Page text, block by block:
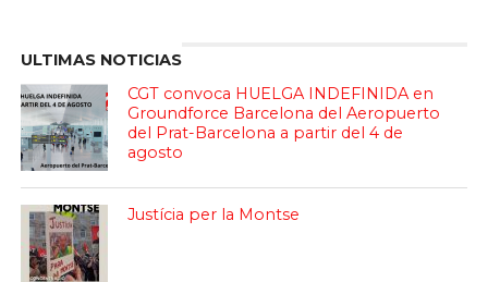
ULTIMAS NOTICIAS
CGT convoca HUELGA INDEFINIDA en
Groundforce Barcelona del Aeropuerto
del Prat-Barcelona a partir del 4 de
agosto
Justícia per la Montse